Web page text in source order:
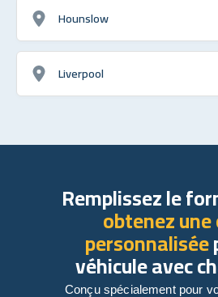
Hounslow
Liverpool
Remplissez le
obtenez
personnalisée
véhicule avec
Conçu spécialement pour